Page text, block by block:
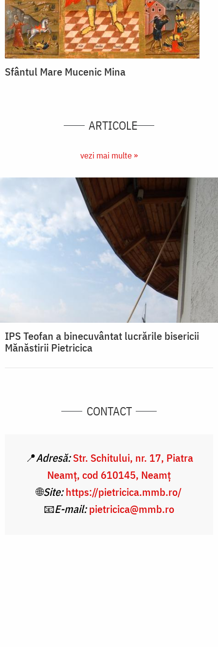
Sfântul Mare Mucenic Mina
ARTICOLE
vezi mai multe »
IPS Teofan a binecuvântat lucrările bisericii
Mănăstirii Pietricica
CONTACT
📍Adresă:Str. Schitului, nr. 17, Piatra
Neamț, cod 610145, Neamț
🌐Site:https://pietricica.mmb.ro/
📧E-mail:pietricica@mmb.ro